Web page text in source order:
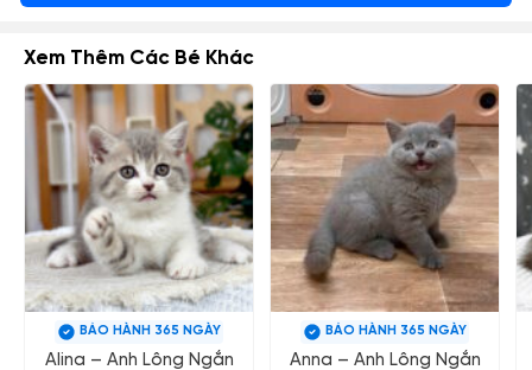
Xem Thêm Các Bé Khác
BẢO HÀNH 365 NGÀY
Alina – Anh Lông Ngắn
BẢO HÀNH 365 NGÀY
Anna – Anh Lông Ngắn